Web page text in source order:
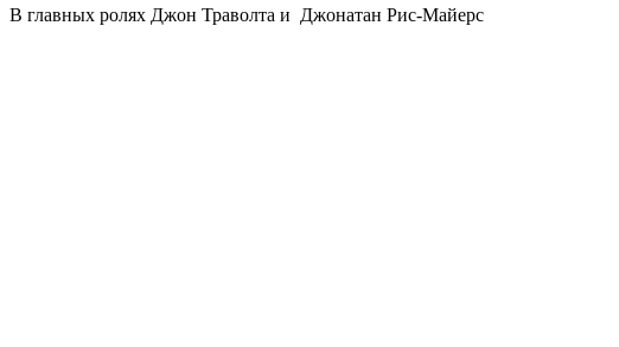
В главных ролях Джон Траволта и Джонатан Рис-Майерс